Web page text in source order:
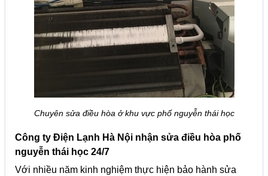
Chuyên sửa điều hòa ở khu vực phố nguyễn thái học
Công ty Điện Lạnh Hà Nội nhận sửa điều hòa phố
nguyễn thái học 24/7
Với nhiều năm kinh nghiệm thực hiện bảo hành sửa